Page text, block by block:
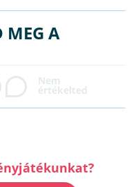
MEG A